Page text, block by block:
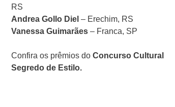
RS
Andrea Gollo Diel – Erechim, RS
Vanessa Guimarães – Franca, SP
Confira os prêmios do Concurso Cultural
Segredo de Estilo.